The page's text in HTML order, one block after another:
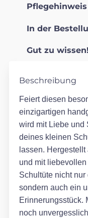
Pflegehinweis
In der
Gut zu wissen!
Beschreibung
Feiert diesen
einzigartigen
wird mit Liebe und
deines kleinen
lassen.
und mit
Schultüte nicht
sondern auch ein
Erinnerungsstück.
noch